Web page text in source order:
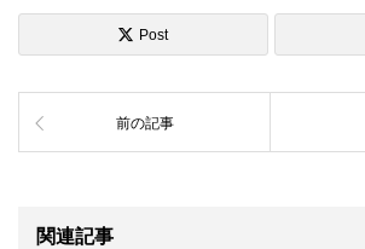
Post
前の記事
関連記事